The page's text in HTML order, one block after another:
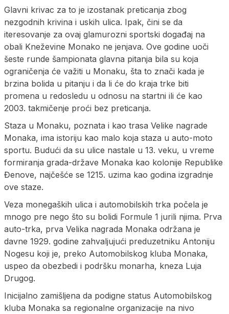
Glavni krivac za to je izostanak preticanja zbog
nezgodnih krivina i uskih ulica. Ipak, čini se da
iteresovanje za ovaj glamurozni sportski događaj na
obali Kneževine Monako ne jenjava. Ove godine uoči
šeste runde šampionata glavna pitanja bila su koja
ograničenja će važiti u Monaku, šta to znači kada je
brzina bolida u pitanju i da li će do kraja trke biti
promena u redosledu u odnosu na startni ili će kao
2003. takmičenje proći bez preticanja.
Staza u Monaku, poznata i kao trasa Velike nagrade
Monaka, ima istoriju kao malo koja staza u auto-moto
sportu. Budući da su ulice nastale u 13. veku, u vreme
formiranja grada-države Monaka kao kolonije Republike
Đenove, najčešće se 1215. uzima kao godina izgradnje
ove staze.
Veza monegaških ulica i automobilskih trka počela je
mnogo pre nego što su bolidi Formule 1 jurili njima. Prva
auto-trka, prva Velika nagrada Monaka održana je
davne 1929. godine zahvaljujući preduzetniku Antoniju
Nogesu koji je, preko Automobilskog kluba Monaka,
uspeo da obezbedi i podršku monarha, kneza Luja
Drugog.
Inicijalno zamišljena da podigne status Automobilskog
kluba Monaka sa regionalne organizacije na nivo